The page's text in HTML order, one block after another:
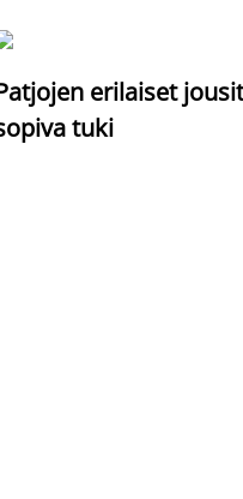
erilaiset
tuki